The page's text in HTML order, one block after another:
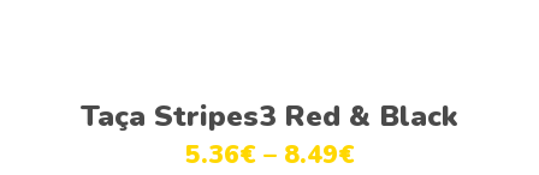
Ver opções
Taça Stripes3 Red & Black
5.36€ – 8.49€